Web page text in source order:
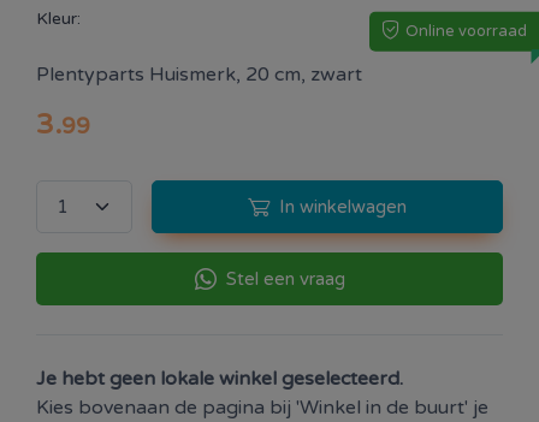
Kleur:
Online voorraad
Plentyparts Huismerk, 20 cm, zwart
3.99
In winkelwagen
Stel een vraag
Je hebt geen lokale winkel geselecteerd.
Kies bovenaan de pagina bij 'Winkel in de buurt' je